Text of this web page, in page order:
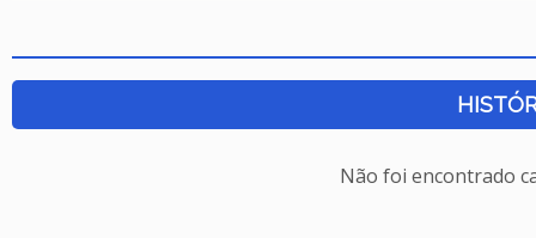
Não foi encontrado